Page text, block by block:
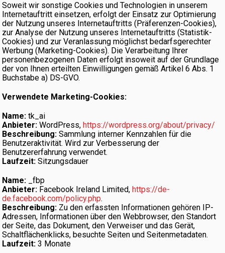
Soweit wir sonstige Cookies und Technologien in unserem
Internetauftritt einsetzen, erfolgt der Einsatz zur Optimierung
der Nutzung unseres Internetauftritts (Präferenzen-Cookies),
zur Analyse der Nutzung unseres Internetauftritts (Statistik-
Cookies) und zur Veranlassung möglichst bedarfsgerechter
Werbung (Marketing-Cookies). Die Verarbeitung Ihrer
personenbezogenen Daten erfolgt insoweit auf der Grundlage
der von Ihnen erteilten Einwilligungen gemäß Artikel 6 Abs. 1
Buchstabe a) DS-GVO.
Verwendete Marketing-Cookies:
Name: tk_ai
Anbieter: WordPress,https://wordpress.org/about/privacy/
Beschreibung: Sammlung interner Kennzahlen für die
Benutzeraktivität. Wird zur Verbesserung der
Benutzererfahrung verwendet.
Laufzeit: Sitzungsdauer
Name: _fbp
Anbieter: Facebook Ireland Limited,https://de-
de.facebook.com/policy.php.
Beschreibung: Zu den erfassten Informationen gehören IP-
Adressen, Informationen über den Webbrowser, den Standort
der Seite, das Dokument, den Verweiser und das Gerät,
Schaltflächenklicks, besuchte Seiten und Seitenmetadaten.
Laufzeit: 3 Monate